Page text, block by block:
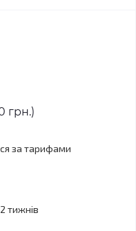
грн.)
за тарифами
тижнів